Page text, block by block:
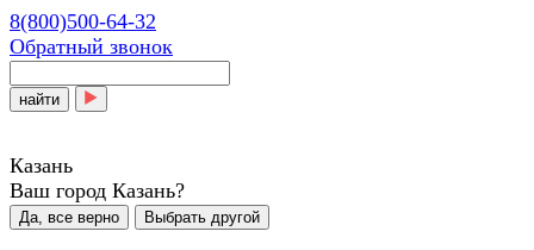
8(800)500-64-32
Обратный звонок
найти
Казань
Ваш город Казань?
Да, все верно Выбрать другой